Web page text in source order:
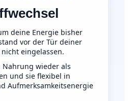
deine Energie bisher
vor der Tür deiner
eingelassen.
wieder als
und sie flexibel in
Aufmerksamkeitsenergie